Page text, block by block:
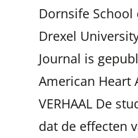
Dornsife
Drexel
Journal is
American Heart
VERHAAL De
dat de effecten